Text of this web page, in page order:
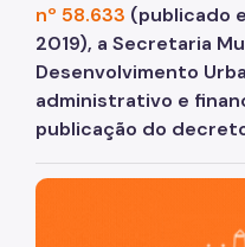
nº 58.633 (publicado
2019), a Secretaria
Desenvolvimento
administrativo e
publicação do
São Paulo, cidade